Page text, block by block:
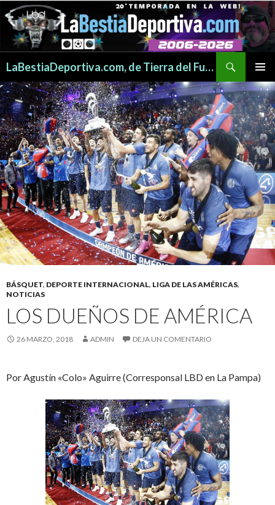
LaBestiaDeportiva.com, de Tierra del Fuego para todo el mundo
MENÚ
AL
CONTENIDO
BÁSQUET, DEPORTE INTERNACIONAL, LIGA DE LAS AMÉRICAS,
NOTICIAS
LOS DUEÑOS DE AMÉRICA
26 MARZO, 2018 ADMIN DEJA UN COMENTARIO
Por Agustín «Colo» Aguirre (Corresponsal LBD en La Pampa)